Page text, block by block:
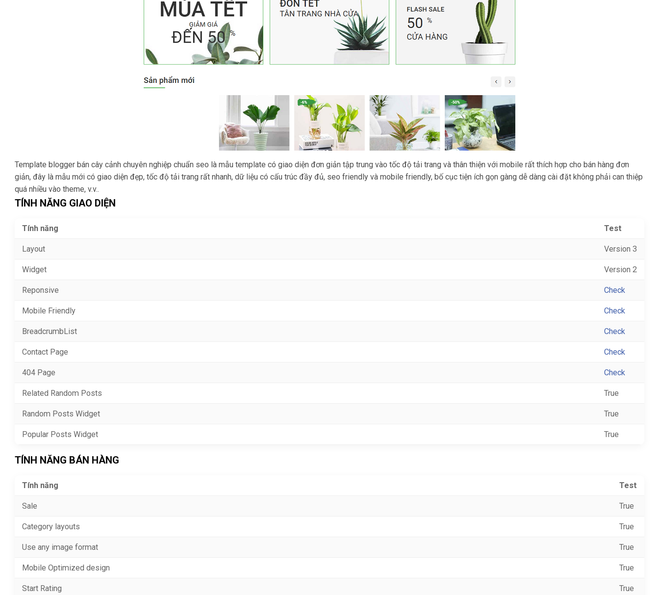
Template blogger bán cây cảnh chuyên nghiệp chuẩn seo là mẫu template có giao diện đơn giản tập trung vào tốc độ tải trang và thân thiện với mobile rất thích hợp cho bán hàng đơn
giản, đây là mẫu mới có giao diện đẹp, tốc độ tải trang rất nhanh, dữ liệu có cấu trúc đầy đủ, seo friendly và mobile friendly, bố cục tiện ích gọn gàng dễ dàng cài đặt không phải can thiệp
quá nhiều vào theme, v.v..
TÍNH NĂNG GIAO DIỆN
Tính năng Test
Layout Version 3
Widget Version 2
Reponsive Check
Mobile Friendly Check
BreadcrumbList Check
Contact Page Check
404 Page Check
Related Random Posts True
Random Posts Widget True
Popular Posts Widget True
TÍNH NĂNG BÁN HÀNG
Tính năng Test
Sale True
Category layouts True
Use any image format True
Mobile Optimized design True
Start Rating True